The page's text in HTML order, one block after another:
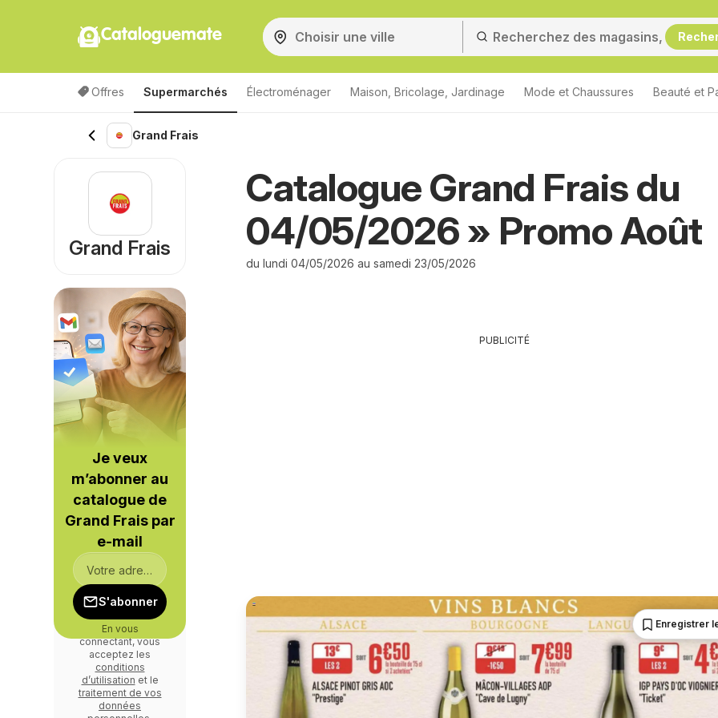
Cataloguemate
Offres Supermarchés Électroménager Maison, Bricolage, Jardinage Mode et Chaussures Beauté et
Grand Frais
Catalogue Grand Frais du
04/05/2026 » Promo Août
du lundi 04/05/2026 au samedi 23/05/2026
PUBLICITÉ
Enregistrer
Grand Frais
Je veux
m’abonner au
catalogue de
Grand Frais par
e-mail
S'abonner
En vous
connectant, vous
acceptez les
conditions
d’utilisation et le
traitement de vos
données